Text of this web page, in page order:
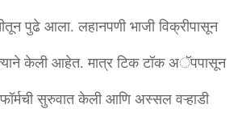
पुढे आला. लहानपणी भाजी विक्रीपासून
त्याने केली आहेत. मात्र टिक टॉक अॅपपासून
सुरुवात केली आणि अस्सल वऱ्हाडी